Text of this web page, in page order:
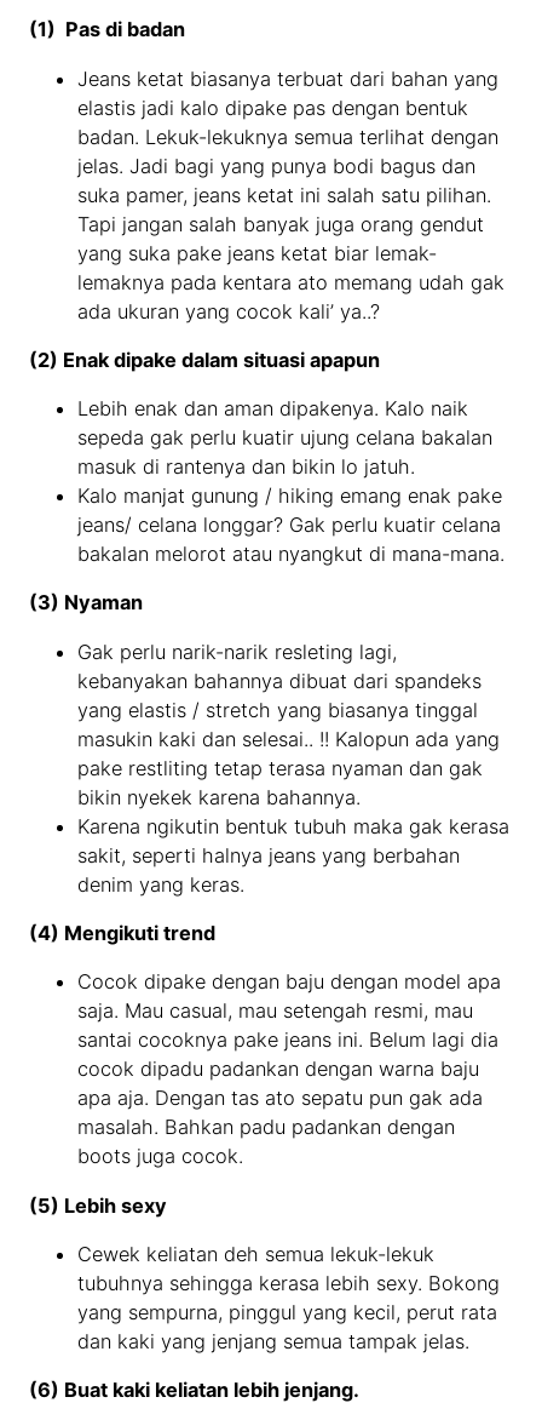
(1) Pas di badan
Jeans ketat biasanya terbuat dari bahan yang
elastis jadi kalo dipake pas dengan bentuk
badan. Lekuk-lekuknya semua terlihat dengan
jelas. Jadi bagi yang punya bodi bagus dan
suka pamer, jeans ketat ini salah satu pilihan.
Tapi jangan salah banyak juga orang gendut
yang suka pake jeans ketat biar lemak-
lemaknya pada kentara ato memang udah gak
ada ukuran yang cocok kali’ ya..?
(2) Enak dipake dalam situasi apapun
Lebih enak dan aman dipakenya. Kalo naik
sepeda gak perlu kuatir ujung celana bakalan
masuk di rantenya dan bikin lo jatuh.
Kalo manjat gunung / hiking emang enak pake
jeans/ celana longgar? Gak perlu kuatir celana
bakalan melorot atau nyangkut di mana-mana.
(3) Nyaman
Gak perlu narik-narik resleting lagi,
kebanyakan bahannya dibuat dari spandeks
yang elastis / stretch yang biasanya tinggal
masukin kaki dan selesai.. !! Kalopun ada yang
pake restliting tetap terasa nyaman dan gak
bikin nyekek karena bahannya.
Karena ngikutin bentuk tubuh maka gak kerasa
sakit, seperti halnya jeans yang berbahan
denim yang keras.
(4) Mengikuti trend
Cocok dipake dengan baju dengan model apa
saja. Mau casual, mau setengah resmi, mau
santai cocoknya pake jeans ini. Belum lagi dia
cocok dipadu padankan dengan warna baju
apa aja. Dengan tas ato sepatu pun gak ada
masalah. Bahkan padu padankan dengan
boots juga cocok.
(5) Lebih sexy
Cewek keliatan deh semua lekuk-lekuk
tubuhnya sehingga kerasa lebih sexy. Bokong
yang sempurna, pinggul yang kecil, perut rata
dan kaki yang jenjang semua tampak jelas.
(6) Buat kaki keliatan lebih jenjang.